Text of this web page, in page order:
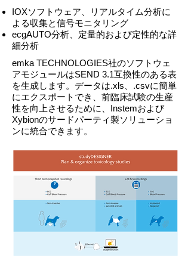
IOXソフトウェア、リアルタイム分析に
よる収集と信号モニタリング
ecgAUTO分析、定量的および定性的な詳
細分析
emka TECHNOLOGIES社のソフトウェ
アモジュールはSEND 3.1互換性のある表
を生成します。データは.xls、.csvに簡単
にエクスポートでき、前臨床試験の生産
性を向上させるために、Instemおよび
Xybionのサードパーティ製ソリューショ
ンに統合できます。